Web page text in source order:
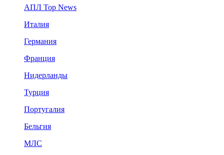
АПЛ Top News
Италия
Германия
Франция
Нидерланды
Турция
Португалия
Бельгия
МЛС